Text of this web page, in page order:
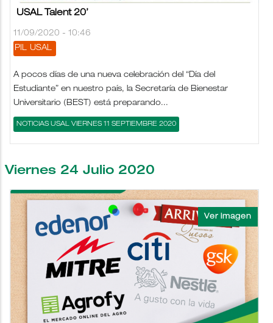
USAL Talent 20’
11/09/2020 - 10:46
PIL USAL
A pocos días de una nueva celebración del “Día del
Estudiante” en nuestro país, la Secretaría de Bienestar
Universitario (BEST) está preparando...
NOTICIAS USAL VIERNES 11 SEPTIEMBRE 2020
Viernes 24 Julio 2020